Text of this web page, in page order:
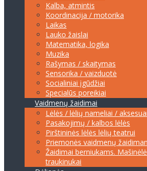
Kalba, atmintis
Koordinacija / motorika
Laikas
Lauko žaislai
Matematika, logika
Muzika
Rašymas / skaitymas
Sensorika / vaizduotė
Socialiniai įgūdžiai
Specialūs poreikiai
Vaidmenų žaidimai
Lėlės / lėlių nameliai /
Pasakojimų / kalbos lėlės
Pirštininės lėlės lėlių teatrui
Priemonės vaidmenų
Žaidimai berniukams.
traukinukai